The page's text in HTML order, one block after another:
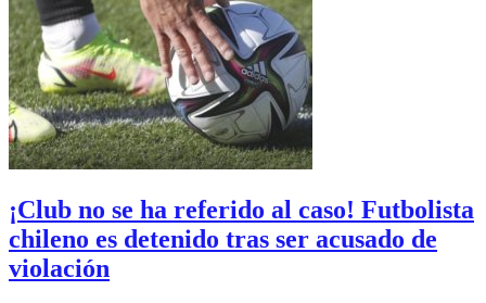
¡Club no se ha referido al caso! Futbolista
chileno es detenido tras ser acusado de
violación